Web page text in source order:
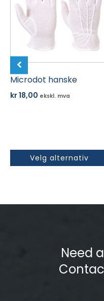
Microdot hanske
kr18,00 ekskl. mva
Velg alternativ
flere
varianter.
Alternativene
velges
på
produktsiden
Need